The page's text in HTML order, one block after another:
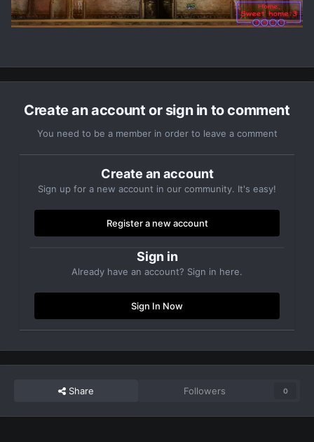
Create an account or sign in to comment
You need to be a member in order to leave a comment
Create an account
Sign up for a new account in our community. It's easy!
Register a new account
Sign in
Already have an account? Sign in here.
Sign In Now
Share Followers 0